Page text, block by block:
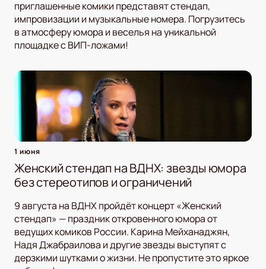
приглашенные комики представят стендап,
импровизации и музыкальные номера. Погрузитесь
в атмосферу юмора и веселья на уникальной
площадке с ВИП-ложами!
1 июня
Женский стендап на ВДНХ: звезды юмора
без стереотипов и ограничений
9 августа на ВДНХ пройдёт концерт «Женский
стендап» — праздник откровенного юмора от
ведущих комиков России. Карина Мейханаджян,
Надя Джабраилова и другие звезды выступят с
дерзкими шутками о жизни. Не пропустите это яркое